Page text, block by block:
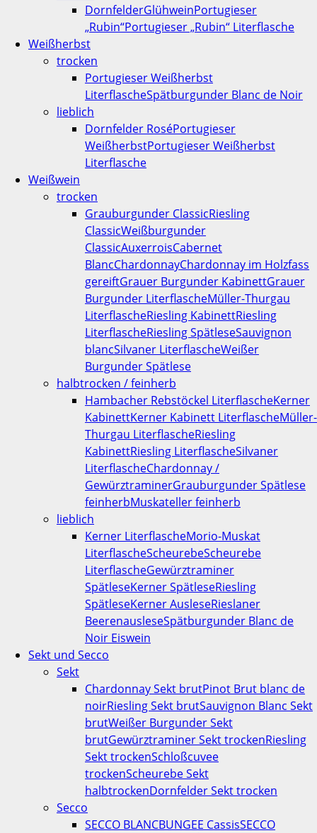
DornfelderGlühweinPortugieser
„Rubin“Portugieser „Rubin“ Literflasche
Weißherbst
trocken
Portugieser Weißherbst
LiterflascheSpätburgunder Blanc de Noir
lieblich
Dornfelder RoséPortugieser
WeißherbstPortugieser Weißherbst
Literflasche
Weißwein
trocken
Grauburgunder ClassicRiesling
ClassicWeißburgunder
ClassicAuxerroisCabernet
BlancChardonnayChardonnay im Holzfass
gereiftGrauer Burgunder KabinettGrauer
Burgunder LiterflascheMüller-Thurgau
LiterflascheRiesling KabinettRiesling
LiterflascheRiesling SpätleseSauvignon
blancSilvaner LiterflascheWeißer
Burgunder Spätlese
halbtrocken / feinherb
Hambacher Rebstöckel LiterflascheKerner
KabinettKerner Kabinett LiterflascheMüller-
Thurgau LiterflascheRiesling
KabinettRiesling LiterflascheSilvaner
LiterflascheChardonnay /
GewürztraminerGrauburgunder Spätlese
feinherbMuskateller feinherb
lieblich
Kerner LiterflascheMorio-Muskat
LiterflascheScheurebeScheurebe
LiterflascheGewürztraminer
SpätleseKerner SpätleseRiesling
SpätleseKerner AusleseRieslaner
BeerenausleseSpätburgunder Blanc de
Noir Eiswein
Sekt und Secco
Sekt
Chardonnay Sekt brutPinot Brut blanc de
noirRiesling Sekt brutSauvignon Blanc Sekt
brutWeißer Burgunder Sekt
brutGewürztraminer Sekt trockenRiesling
Sekt trockenSchloßcuvee
trockenScheurebe Sekt
halbtrockenDornfelder Sekt trocken
Secco
SECCO BLANCBUNGEE CassisSECCO